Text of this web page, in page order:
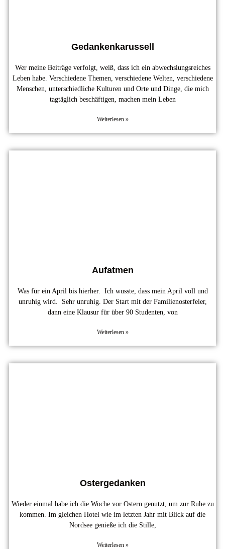
Gedankenkarussell
Wer meine Beiträge verfolgt, weiß, dass ich ein abwechslungsreiches
Leben habe. Verschiedene Themen, verschiedene Welten, verschiedene
Menschen, unterschiedliche Kulturen und Orte und Dinge, die mich
tagtäglich beschäftigen, machen mein Leben
Weiterlesen »
Aufatmen
Was für ein April bis hierher. Ich wusste, dass mein April voll und
unruhig wird. Sehr unruhig. Der Start mit der Familienosterfeier,
dann eine Klausur für über 90 Studenten, von
Weiterlesen »
Ostergedanken
Wieder einmal habe ich die Woche vor Ostern genutzt, um zur Ruhe zu
kommen. Im gleichen Hotel wie im letzten Jahr mit Blick auf die
Nordsee genieße ich die Stille,
Weiterlesen »